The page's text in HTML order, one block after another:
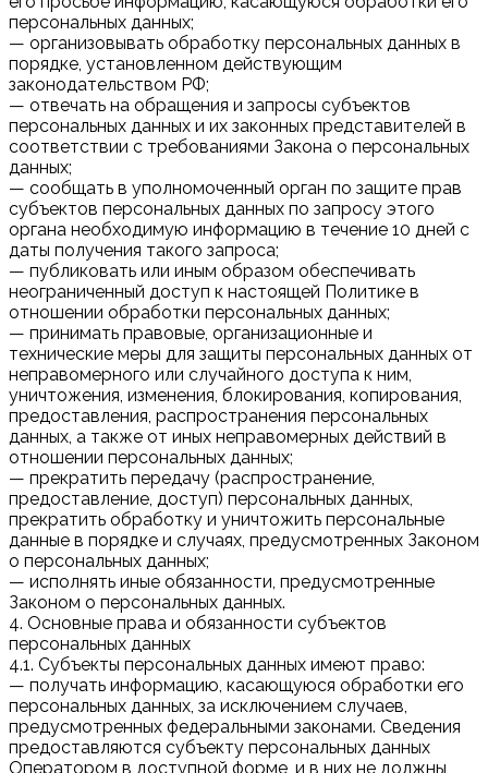
персональных данных;
— организовывать обработку персональных данных в
порядке, установленном действующим
законодательством РФ;
— отвечать на обращения и запросы субъектов
персональных данных и их законных представителей в
соответствии с требованиями Закона о персональных
данных;
— сообщать в уполномоченный орган по защите прав
субъектов персональных данных по запросу этого
органа необходимую информацию в течение 10 дней с
даты получения такого запроса;
— публиковать или иным образом обеспечивать
неограниченный доступ к настоящей Политике в
отношении обработки персональных данных;
— принимать правовые, организационные и
технические меры для защиты персональных данных от
неправомерного или случайного доступа к ним,
уничтожения, изменения, блокирования, копирования,
предоставления, распространения персональных
данных, а также от иных неправомерных действий в
отношении персональных данных;
— прекратить передачу (распространение,
предоставление, доступ) персональных данных,
прекратить обработку и уничтожить персональные
данные в порядке и случаях, предусмотренных Законом
о персональных данных;
— исполнять иные обязанности, предусмотренные
Законом о персональных данных.
4. Основные права и обязанности субъектов
персональных данных
4.1. Субъекты персональных данных имеют право:
— получать информацию, касающуюся обработки его
персональных данных, за исключением случаев,
предусмотренных федеральными законами. Сведения
предоставляются субъекту персональных данных
Оператором в доступной форме, и в них не должны